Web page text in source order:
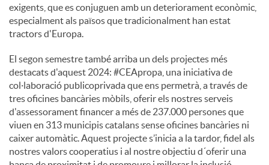
exigents, que es conjuguen amb un deteriorament econòmic,
especialment als països que tradicionalment han estat
tractors d'Europa.
El segon semestre també arriba un dels projectes més
destacats d'aquest 2024: #CEApropa, una iniciativa de
col·laboració publicoprivada que ens permetrà, a través de
tres oficines bancàries mòbils, oferir els nostres serveis
d'assessorament financer a més de 237.000 persones que
viuen en 313 municipis catalans sense oficines bancàries ni
caixer automàtic. Aquest projecte s’inicia a la tardor, fidel als
nostres valors cooperatius i al nostre objectiu d´oferir una